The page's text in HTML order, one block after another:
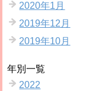
2020年1月
2019年12月
2019年10月
年別一覧
2022